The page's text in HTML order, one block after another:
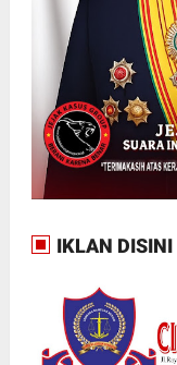
IKLAN DISINI